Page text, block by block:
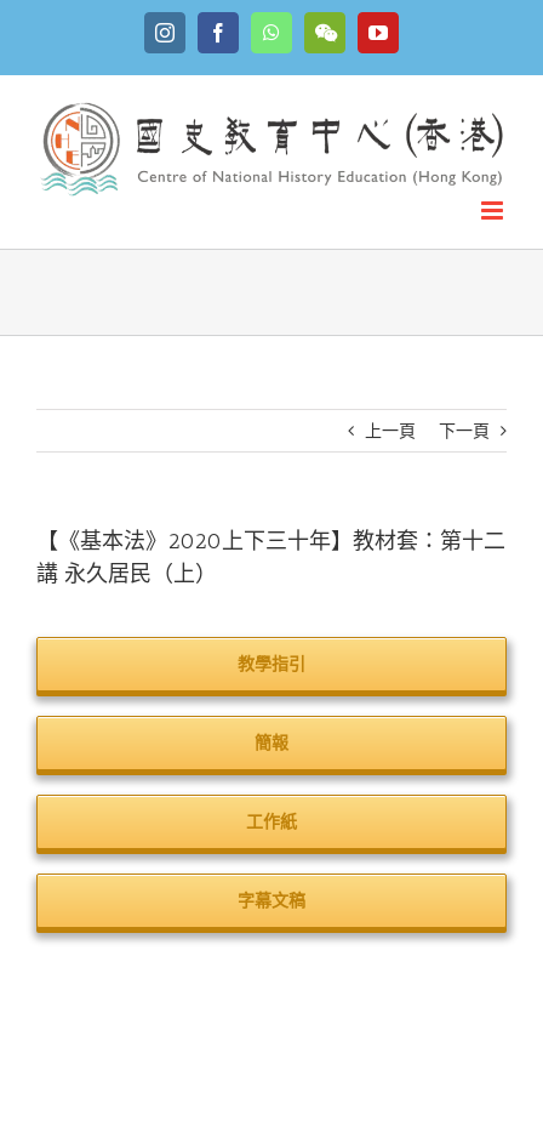
InstagramFacebookWhatsApp
WeChat
YouTube
上一頁 下一頁
【《基本法》2020上下三十年】教材套：第十二
講 永久居民（上）
教學指引
簡報
工作紙
字幕文稿